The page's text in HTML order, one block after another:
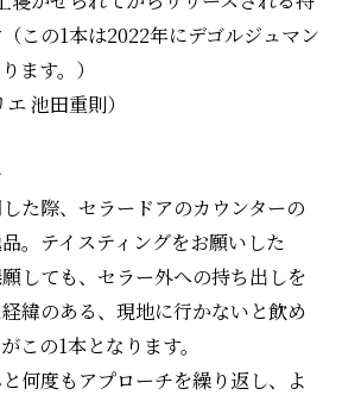
この1本は2022年にデゴルジュマン
ます。）
池田重則）
た際、セラードアのカウンターの
。テイスティングをお願いした
しても、セラー外への持ち出しを
緯のある、現地に行かないと飲め
この1本となります。
何度もアプローチを繰り返し、よ